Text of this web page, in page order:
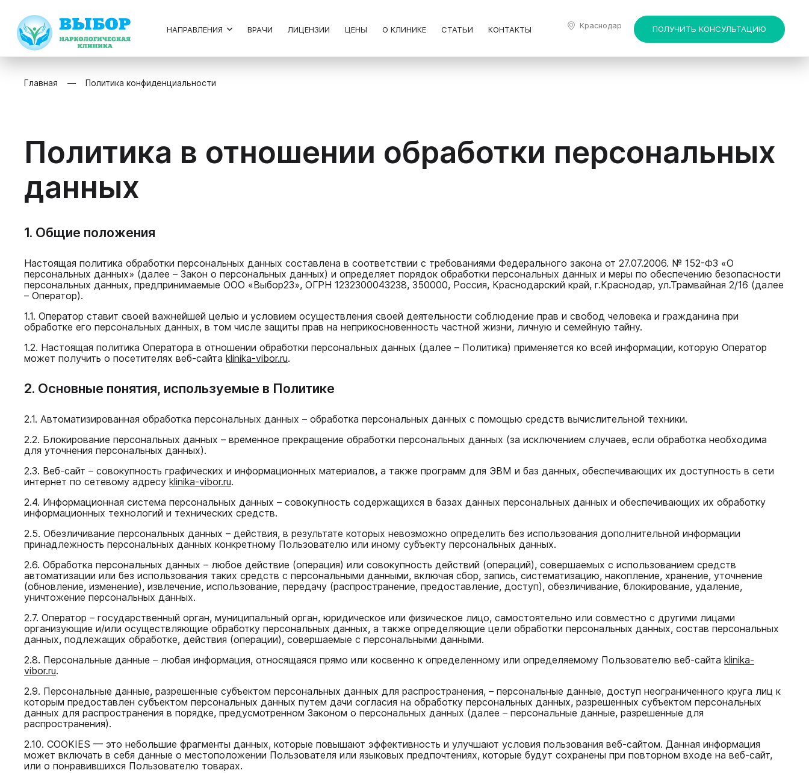
НАПРАВЛЕНИЯ ВРАЧИ ЛИЦЕНЗИИ ЦЕНЫ О КЛИНИКЕ СТАТЬИ КОНТАКТЫ Краснодар ПОЛУЧИТЬ КОНСУЛЬТАЦИЮ
Главная Политика конфиденциальности
Политика в отношении обработки персональных
данных
1. Общие положения
Настоящая политика обработки персональных данных составлена в соответствии с требованиями Федерального закона от 27.07.2006. № 152-ФЗ «О
персональных данных» (далее – Закон о персональных данных) и определяет порядок обработки персональных данных и меры по обеспечению безопасности
персональных данных, предпринимаемые ООО «Выбор23», ОГРН 1232300043238, 350000, Россия, Краснодарский край, г.Краснодар, ул.Трамвайная 2/16 (далее
– Оператор).
1.1. Оператор ставит своей важнейшей целью и условием осуществления своей деятельности соблюдение прав и свобод человека и гражданина при
обработке его персональных данных, в том числе защиты прав на неприкосновенность частной жизни, личную и семейную тайну.
1.2. Настоящая политика Оператора в отношении обработки персональных данных (далее – Политика) применяется ко всей информации, которую Оператор
может получить о посетителях веб-сайта klinika-vibor.ru.
2. Основные понятия, используемые в Политике
2.1. Автоматизированная обработка персональных данных – обработка персональных данных с помощью средств вычислительной техники.
2.2. Блокирование персональных данных – временное прекращение обработки персональных данных (за исключением случаев, если обработка необходима
для уточнения персональных данных).
2.3. Веб-сайт – совокупность графических и информационных материалов, а также программ для ЭВМ и баз данных, обеспечивающих их доступность в сети
интернет по сетевому адресу klinika-vibor.ru.
2.4. Информационная система персональных данных – совокупность содержащихся в базах данных персональных данных и обеспечивающих их обработку
информационных технологий и технических средств.
2.5. Обезличивание персональных данных – действия, в результате которых невозможно определить без использования дополнительной информации
принадлежность персональных данных конкретному Пользователю или иному субъекту персональных данных.
2.6. Обработка персональных данных – любое действие (операция) или совокупность действий (операций), совершаемых с использованием средств
автоматизации или без использования таких средств с персональными данными, включая сбор, запись, систематизацию, накопление, хранение, уточнение
(обновление, изменение), извлечение, использование, передачу (распространение, предоставление, доступ), обезличивание, блокирование, удаление,
уничтожение персональных данных.
2.7. Оператор – государственный орган, муниципальный орган, юридическое или физическое лицо, самостоятельно или совместно с другими лицами
организующие и/или осуществляющие обработку персональных данных, а также определяющие цели обработки персональных данных, состав персональных
данных, подлежащих обработке, действия (операции), совершаемые с персональными данными.
2.8. Персональные данные – любая информация, относящаяся прямо или косвенно к определенному или определяемому Пользователю веб-сайта klinika-
vibor.ru.
2.9. Персональные данные, разрешенные субъектом персональных данных для распространения, – персональные данные, доступ неограниченного круга лиц к
которым предоставлен субъектом персональных данных путем дачи согласия на обработку персональных данных, разрешенных субъектом персональных
данных для распространения в порядке, предусмотренном Законом о персональных данных (далее – персональные данные, разрешенные для
распространения).
2.10. COOKIES — это небольшие фрагменты данных, которые повышают эффективность и улучшают условия пользования веб-сайтом. Данная информация
может включать в себя данные о местоположении Пользователя или языковых предпочтениях, которые будут сохранены при повторном входе на веб-сайт,
или о понравившихся Пользователю товарах.